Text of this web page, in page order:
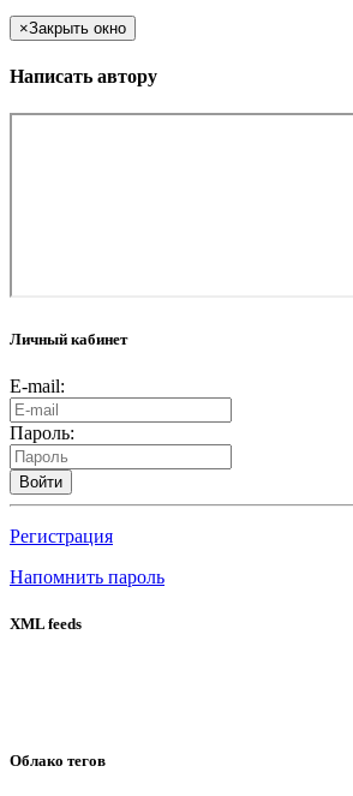
×Закрыть окно
Написать автору
Личный кабинет
E-mail:
Пароль:
Войти
Регистрация
Напомнить пароль
XML feeds
Облако тегов